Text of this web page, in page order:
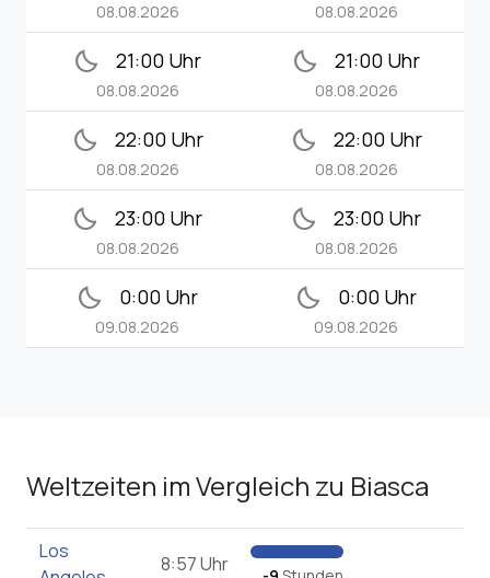
08.08.2026 08.08.2026
bedtime 21:00 Uhr
08.08.2026
bedtime 21:00 Uhr
08.08.2026
bedtime 22:00 Uhr
08.08.2026
bedtime 22:00 Uhr
08.08.2026
bedtime 23:00 Uhr
08.08.2026
bedtime 23:00 Uhr
08.08.2026
bedtime 0:00 Uhr
09.08.2026
bedtime 0:00 Uhr
09.08.2026
Weltzeiten im Vergleich zu Biasca
Los
8:57 Uhr